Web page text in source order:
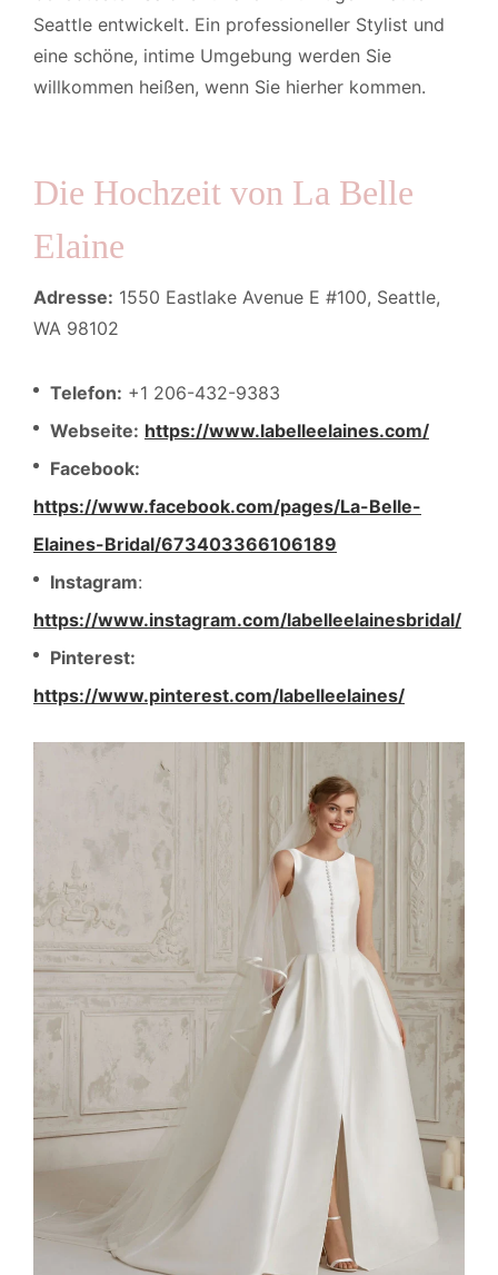
Seattle entwickelt. Ein professioneller Stylist und
eine schöne, intime Umgebung werden Sie
willkommen heißen, wenn Sie hierher kommen.
Die Hochzeit von La Belle
Elaine
Adresse: 1550 Eastlake Avenue E #100, Seattle,
WA 98102
Telefon: +1 206-432-9383
Webseite: https://www.labelleelaines.com/
Facebook:
https://www.facebook.com/pages/La-Belle-
Elaines-Bridal/673403366106189
Instagram:
https://www.instagram.com/labelleelainesbridal/
Pinterest:
https://www.pinterest.com/labelleelaines/